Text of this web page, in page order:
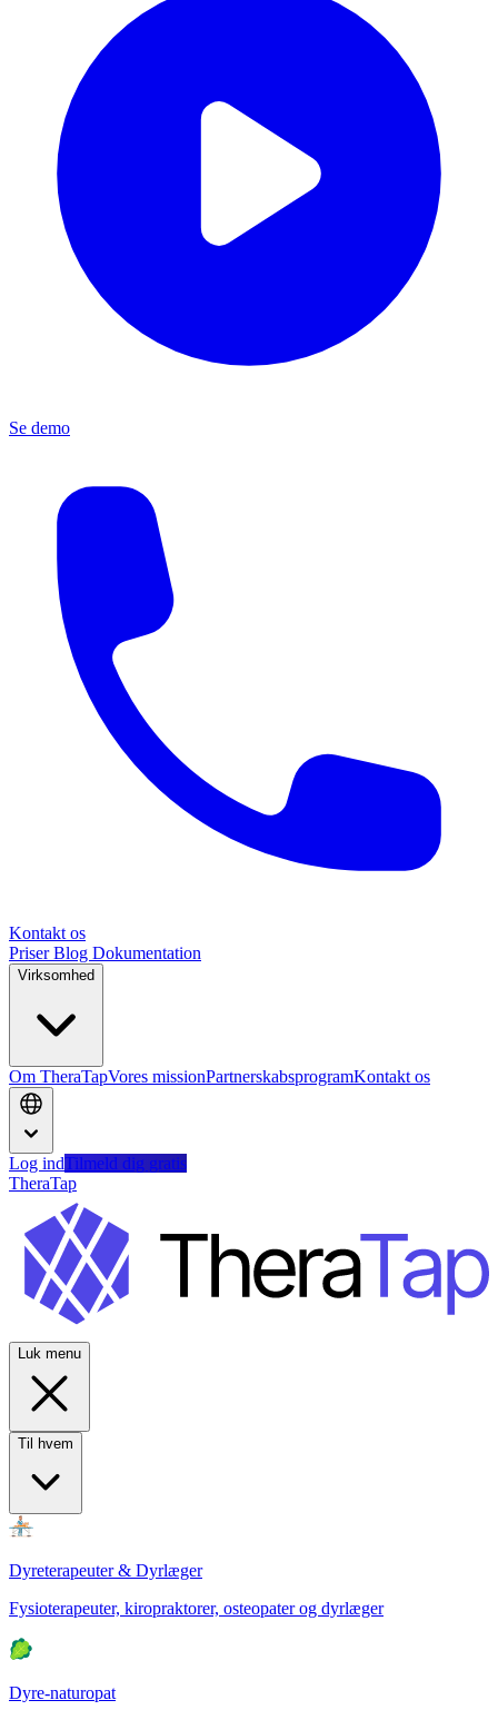
Se demo
Kontakt os
PriserBlog Dokumentation
Virksomhed
Om TheraTapVores missionPartnerskabsprogramKontakt os
Log indTilmeld dig gratis
TheraTap
Luk menu
Til hvem
Dyreterapeuter & Dyrlæger
Fysioterapeuter, kiropraktorer, osteopater og dyrlæger
Dyre-naturopat